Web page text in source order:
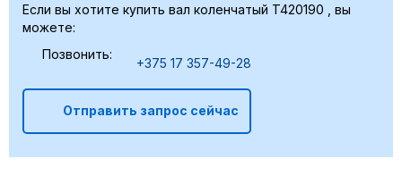
Если вы хотите купить вал коленчатый T420190 , вы
можете:
Позвонить:
+375 17 357-49-28
Отправить запрос сейчас